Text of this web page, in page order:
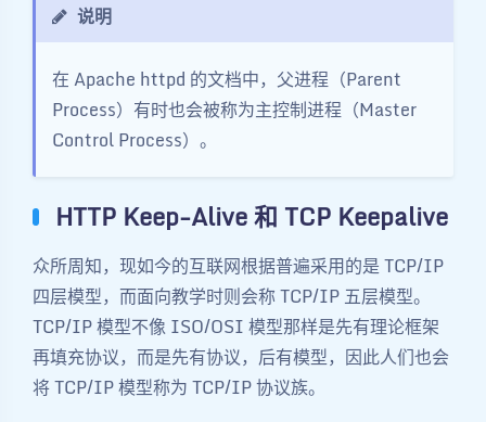
说明
在 Apache httpd 的文档中，父进程（Parent
Process）有时也会被称为主控制进程（Master
Control Process）‌。
HTTP Keep-Alive 和 TCP Keepalive
众所周知，现如今的互联网根据普遍采用的是 TCP/IP
四层模型，而面向教学时则会称 TCP/IP 五层模型。
TCP/IP 模型不像 ISO/OSI 模型那样是先有理论框架
再填充协议，而是‌先有协议，后有模型，因此人们也会
将 TCP/IP 模型称为 TCP/IP 协议族。